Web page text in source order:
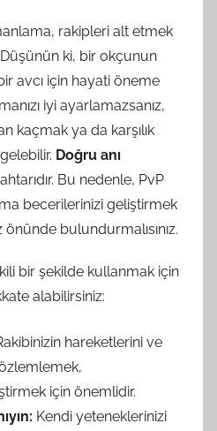
rakipleri alt etmek
ki, bir okçunun
avcı için hayati öneme
iyi ayarlamazsanız,
kaçmak ya da karşılık
Doğru anı
Bu nedenle, PvP
becerilerinizi geliştirmek
bulundurmalısınız.
bir şekilde kullanmak için
alabilirsiniz:
hareketlerini ve
için önemlidir.
Kendi yeteneklerinizi